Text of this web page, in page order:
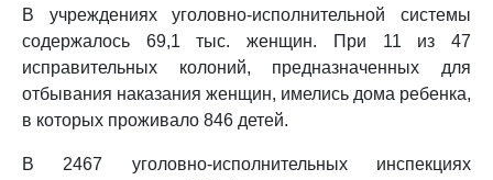
В учреждениях уголовно-исполнительной системы
содержалось 69,1 тыс. женщин. При 11 из 47
исправительных колоний, предназначенных для
отбывания наказания женщин, имелись дома ребенка,
в которых проживало 846 детей.
В 2467 уголовно-исполнительных инспекциях